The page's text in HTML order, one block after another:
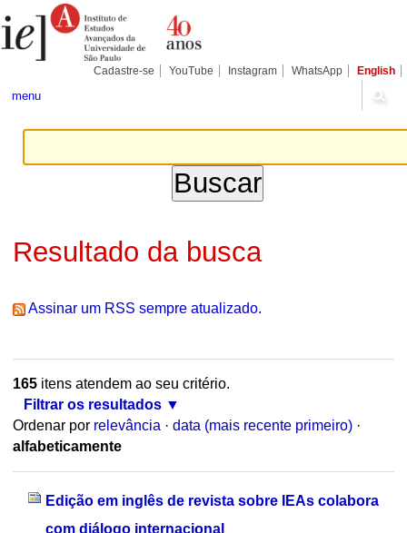
para
conteúdo.
Pessoais
Cadastre-se YouTube Instagram WhatsApp English
menu
Resultado da busca
Assinar um RSS sempre atualizado.
165itens atendem ao seu critério.
Filtrar os resultados
Ordenar por relevância · data (mais recente primeiro) ·
alfabeticamente
Edição em inglês de revista sobre IEAs colabora
com diálogo internacional